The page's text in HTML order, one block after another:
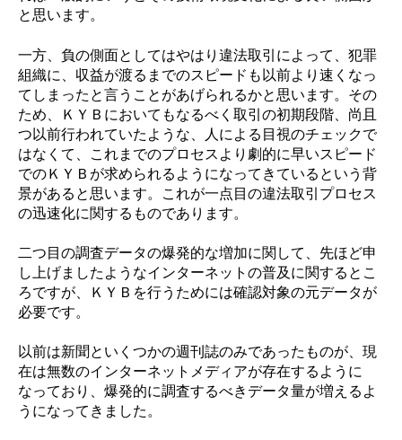
と思います。
一方、負の側面としてはやはり違法取引によって、犯罪
組織に、収益が渡るまでのスピードも以前より速くなっ
てしまったと言うことがあげられるかと思います。その
ため、ＫＹＢにおいてもなるべく取引の初期段階、尚且
つ以前行われていたような、人による目視のチェックで
はなくて、これまでのプロセスより劇的に早いスピード
でのＫＹＢが求められるようになってきているという背
景があると思います。これが一点目の違法取引プロセス
の迅速化に関するものであります。
二つ目の調査データの爆発的な増加に関して、先ほど申
し上げましたようなインターネットの普及に関するとこ
ろですが、ＫＹＢを行うためには確認対象の元データが
必要です。
以前は新聞といくつかの週刊誌のみであったものが、現
在は無数のインターネットメディアが存在するように
なっており、爆発的に調査するべきデータ量が増えるよ
うになってきました。